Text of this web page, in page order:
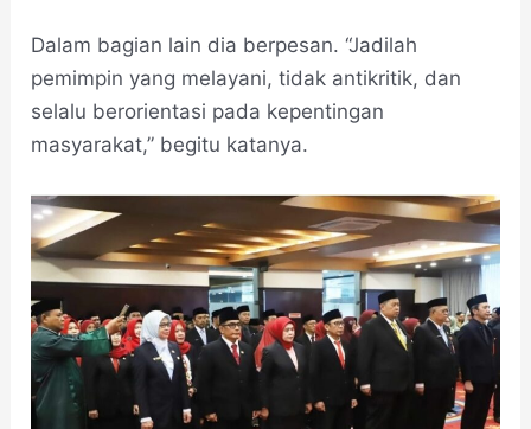
Dalam bagian lain dia berpesan. “Jadilah
pemimpin yang melayani, tidak antikritik, dan
selalu berorientasi pada kepentingan
masyarakat,” begitu katanya.